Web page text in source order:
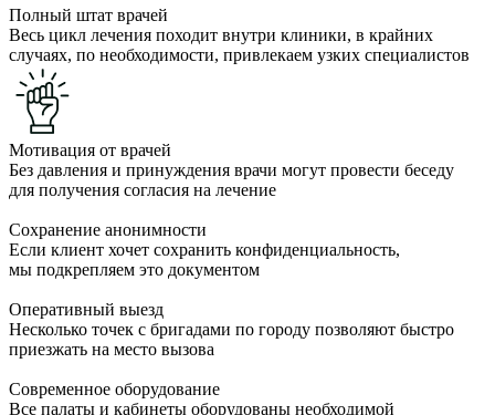
Полный штат врачей
Весь цикл лечения походит внутри клиники, в крайних
случаях, по необходимости, привлекаем узких специалистов
Мотивация от врачей
Без давления и принуждения врачи могут провести беседу
для получения согласия на лечение
Сохранение анонимности
Если клиент хочет сохранить конфиденциальность,
мы подкрепляем это документом
Оперативный выезд
Несколько точек с бригадами по городу позволяют быстро
приезжать на место вызова
Современное оборудование
Все палаты и кабинеты оборудованы необходимой